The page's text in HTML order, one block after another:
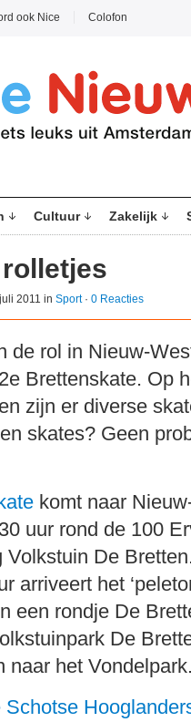
ook Nice Colofon
Cultuur Zakelijk
2011 in Sport· 0 Reacties
de rol in Nieuw-
Brettenskate. Op
zijn er diverse
skates? Geen
komt naar
uur rond de 100
Volkstuin De
arriveert het
een rondje De
De
naar het
Schotse